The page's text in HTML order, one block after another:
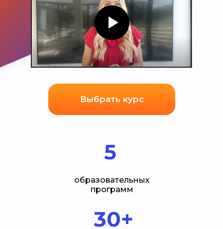
5
образовательных
программ
30+
Выбрать курс